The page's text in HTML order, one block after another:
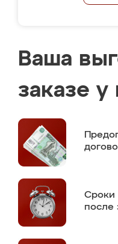
Ваша
заказе у
Сроки
после